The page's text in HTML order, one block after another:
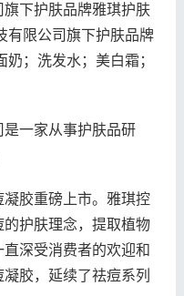
下护肤品牌雅琪护肤
有限公司旗下护肤品牌
；洗发水；美白霜；
一家从事护肤品研
胶重磅上市。雅琪控
护肤理念，提取植物
深受消费者的欢迎和
胶，延续了祛痘系列